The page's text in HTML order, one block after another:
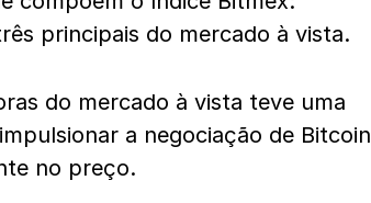
principais do mercado à vista.
do mercado à vista teve uma
a negociação de Bitcoin
no preço.